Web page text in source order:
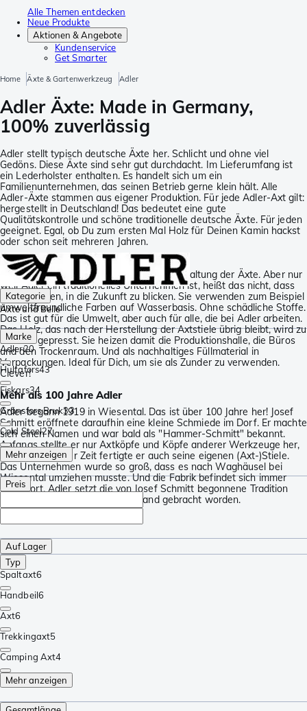
Alle Themen entdecken
Neue Produkte
Aktionen & Angebote
Kundenservice
Get Smarter
Home Äxte & Gartenwerkzeug Adler
Adler Äxte: Made in Germany,
100% zuverlässig
Adler stellt typisch deutsche Äxte her. Schlicht und ohne viel
Gedöns. Diese Äxte sind sehr gut durchdacht. Im Lieferumfang ist
ein Lederholster enthalten. Es handelt sich um ein
Familienunternehmen, das seinen Betrieb gerne klein hält. Alle
Adler-Äxte stammen aus eigener Produktion. Für jede Adler-Axt gilt:
hergestellt in Deutschland! Das bedeutet eine gute
Qualitätskontrolle und schöne traditionelle deutsche Äxte. Für jeden
geeignet. Egal, ob Du zum ersten Mal Holz für Deinen Kamin hackst
oder schon seit mehreren Jahren.
Traditionell und umweltfreundlich
Die Tradition zeigt sich deutlich in der Gestaltung der Äxte. Aber nur
weil Adler ein traditionelles Unternehmen ist, heißt das nicht, dass
sie vergessen, in die Zukunft zu blicken. Sie verwenden zum Beispiel
umweltfreundliche Farben auf Wasserbasis. Ohne schädliche Stoffe.
Das ist gut für die Umwelt, aber auch für alle, die bei Adler arbeiten.
Das Holz, das nach der Herstellung der Axtstiele übrig bleibt, wird zu
Briketts gepresst. Sie heizen damit die Produktionshalle, die Büros
und den Trockenraum. Und als nachhaltiges Füllmaterial in
Verpackungen. Ideal für Dich, um sie als Zunder zu verwenden.
Clever!
Mehr als 100 Jahre Adler
Adler begann 1919 in Wiesental. Das ist über 100 Jahre her! Josef
Schmitt eröffnete daraufhin eine kleine Schmiede im Dorf. Er machte
sich einen Namen und war bald als "Hammer-Schmitt" bekannt.
Anfangs stellte er nur Axtköpfe und Köpfe anderer Werkzeuge her,
aber nach einiger Zeit fertigte er auch seine eigenen (Axt-)Stiele.
Das Unternehmen wurde so groß, dass es nach Waghäusel bei
Wiesental umziehen musste. Und die Fabrik befindet sich immer
noch dort. Adler setzt die von Josef Schmitt begonnene Tradition
fort. Sie ist auf den neuesten Stand gebracht worden.
Kategorie
Äxte und Beile
Marke
Adler20
Hultafors43
Fiskars34
Gränsfors Bruk33
Cold Steel27
Mehr anzeigen
Preis
Auf Lager
Typ
Spaltaxt6
Handbeil6
Axt6
Trekkingaxt5
Camping Axt4
Mehr anzeigen